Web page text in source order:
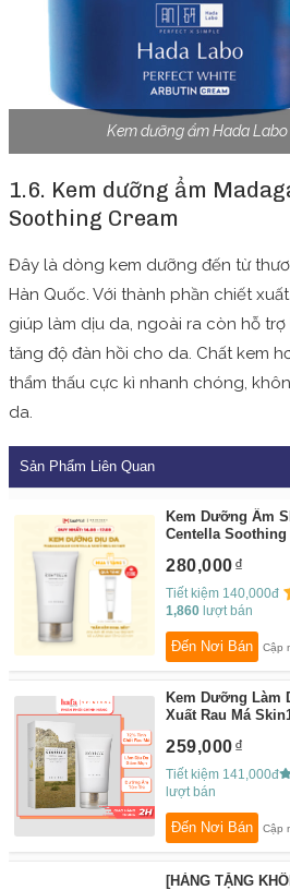
Kem dưỡng ẩm Hada
1.6. Kem dưỡng ẩm
Soothing Cream
Đây là dòng kem dưỡng đến từ
Hàn Quốc. Với thành phần chiết
giúp làm dịu da, ngoài ra còn hỗ trợ
tăng độ đàn hồi cho da. Chất kem
thẩm thấu cực kì nhanh chóng,
da.
Sản Phẩm Liên Quan
Kem Dưỡng Ẩm
Centella Soothing
280,000
Tiết kiệm 140,000đ
1,860 lượt bán
Đến Nơi Bán Cập
Kem Dưỡng Làm
Xuất Rau Má
Hãng
By: HAFA
259,000
Tiết kiệm 141,000đ
lượt bán
Đến Nơi Bán Cập
[HÀNG TẶNG